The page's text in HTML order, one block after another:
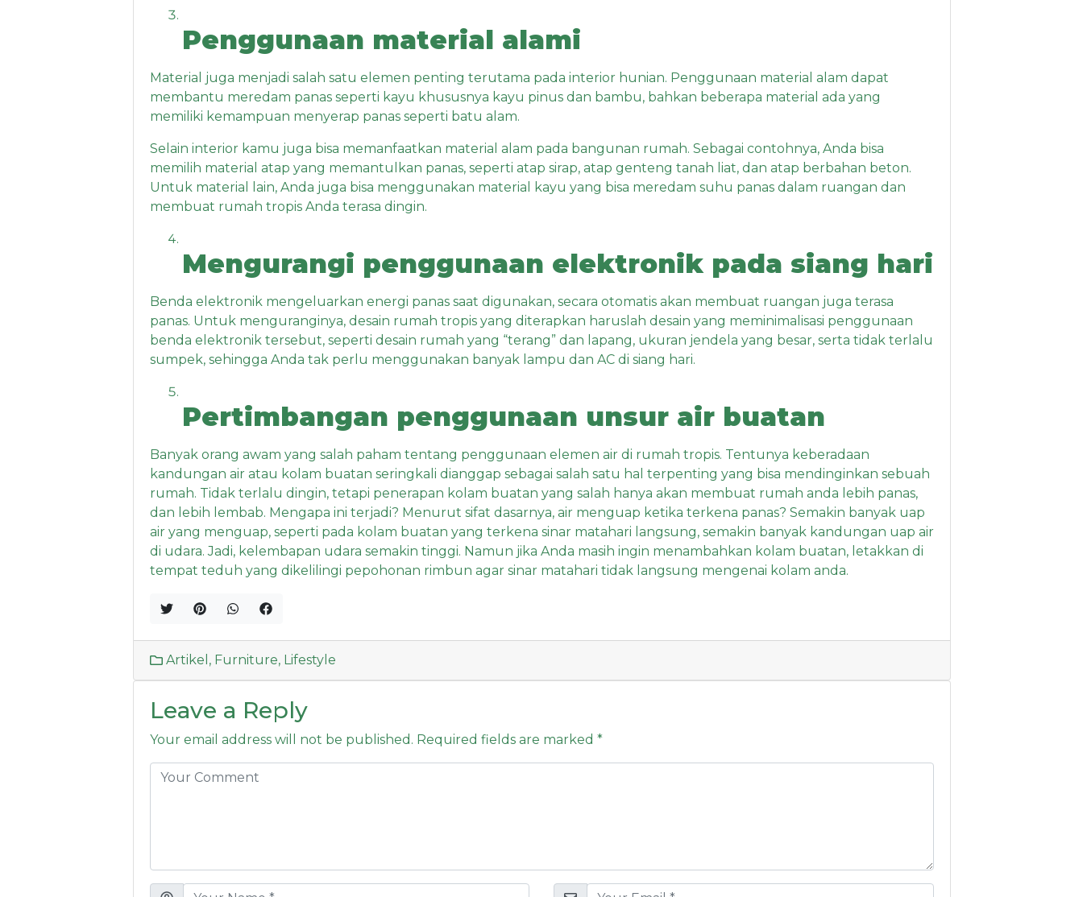
Penggunaan material alami
Material juga menjadi salah satu elemen penting terutama pada interior hunian. Penggunaan material alam dapat
membantu meredam panas seperti kayu khususnya kayu pinusdan bambu, bahkan beberapa material ada yang
memiliki kemampuan menyerap panas seperti batu alam.
Selain interior kamu juga bisa memanfaatkan material alam pada bangunan rumah. Sebagai contohnya, Anda bisa
memilih material atap yang memantulkan panas, seperti atap sirap, atap genteng tanah liat, dan atap berbahan beton.
Untuk material lain, Anda juga bisa menggunakan material kayu yang bisa meredam suhu panas dalam ruangan dan
membuat rumah tropis Anda terasa dingin.
Mengurangi penggunaan elektronik pada siang hari
Benda elektronik mengeluarkan energi panas saat digunakan, secara otomatis akan membuat ruangan juga terasa
panas. Untuk menguranginya, desain rumah tropis yang diterapkan haruslah desain yang meminimalisasi penggunaan
benda elektronik tersebut, seperti desain rumah yang “terang” dan lapang, ukuran jendela yang besar, serta tidak terlalu
sumpek, sehingga Anda tak perlu menggunakan banyak lampu dan AC di siang hari.
Pertimbangan penggunaan unsur air buatan
Banyak orang awam yang salah paham tentang penggunaan elemen air di rumah tropis. Tentunya keberadaan
kandungan air atau kolam buatan seringkali dianggap sebagai salah satu hal terpenting yang bisa mendinginkan sebuah
rumah. Tidak terlalu dingin, tetapi penerapan kolam buatan yang salah hanya akan membuat rumah anda lebih panas,
dan lebih lembab. Mengapa ini terjadi? Menurut sifat dasarnya, air menguap ketika terkena panas? Semakin banyak uap
air yang menguap, seperti pada kolam buatan yang terkena sinar matahari langsung, semakin banyak kandungan uap air
di udara. Jadi, kelembapan udara semakin tinggi. Namun jika Anda masih ingin menambahkan kolam buatan, letakkan di
tempat teduh yang dikelilingi pepohonan rimbun agar sinar matahari tidak langsung mengenai kolam anda.
Artikel , Furniture, Lifestyle
Leave a Reply
Your email address will not be published. Required fields are marked *